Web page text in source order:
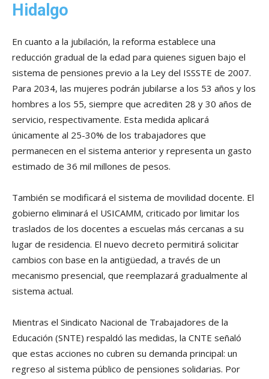
Hidalgo
En cuanto a la jubilación, la reforma establece una
reducción gradual de la edad para quienes siguen bajo el
sistema de pensiones previo a la Ley del ISSSTE de 2007.
Para 2034, las mujeres podrán jubilarse a los 53 años y los
hombres a los 55, siempre que acrediten 28 y 30 años de
servicio, respectivamente. Esta medida aplicará
únicamente al 25-30% de los trabajadores que
permanecen en el sistema anterior y representa un gasto
estimado de 36 mil millones de pesos.
También se modificará el sistema de movilidad docente. El
gobierno eliminará el USICAMM, criticado por limitar los
traslados de los docentes a escuelas más cercanas a su
lugar de residencia. El nuevo decreto permitirá solicitar
cambios con base en la antigüedad, a través de un
mecanismo presencial, que reemplazará gradualmente al
sistema actual.
Mientras el Sindicato Nacional de Trabajadores de la
Educación (SNTE) respaldó las medidas, la CNTE señaló
que estas acciones no cubren su demanda principal: un
regreso al sistema público de pensiones solidarias. Por